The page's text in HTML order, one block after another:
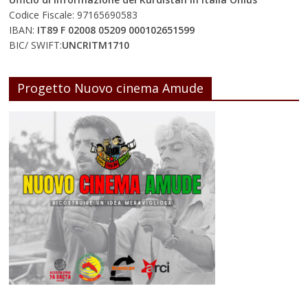
Codice Fiscale: 97165690583
IBAN: IT89 F 02008 05209 000102651599
BIC/ SWIFT:UNCRITM1710
Progetto Nuovo cinema Amude